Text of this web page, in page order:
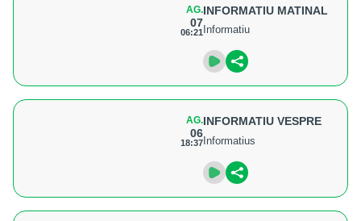
AG.
07
06:21
INFORMATIU MATINAL
Informatiu
AG.
06
18:37
INFORMATIU VESPRE
Informatius